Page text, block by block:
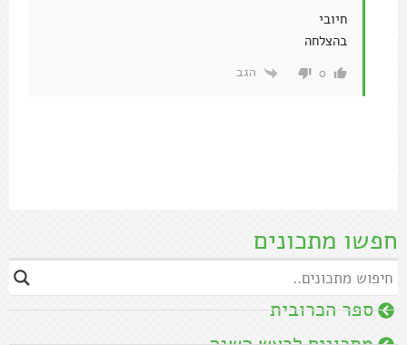
חפשו מתכונים
ספר הכרובית
חיובי
בהצלחה
0 הגב